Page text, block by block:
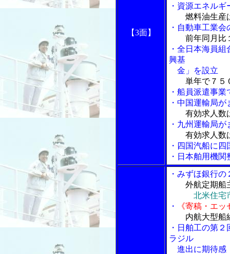
【3面】
・資源エネル
燃料油生産
・自動車工業
前年同月比
・全日本海員
興基
金」を設立
単年で７５
・船員派遣事
・中国運輸局
有効求人数
・九州運輸局
有効求人数
・四国汽船に
・日本舶用機
・みずほ銀行
外航定期船
北米住宅
・
《寄稿・エッ
内航大型
・日舶工の第
ラジル
進出に期待感